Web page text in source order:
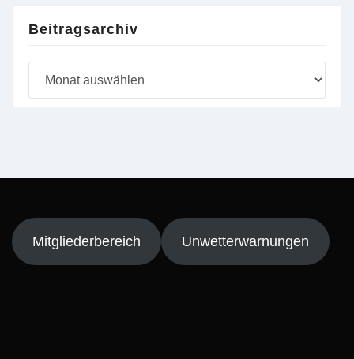
Beitragsarchiv
Mitgliederbereich Unwetterwarnungen